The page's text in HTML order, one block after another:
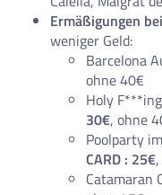
Ermäßigungen
weniger Geld:
Barcelona
ohne 40€
Holy
30€, ohne
Poolparty
CARD : 25€
Catamaran